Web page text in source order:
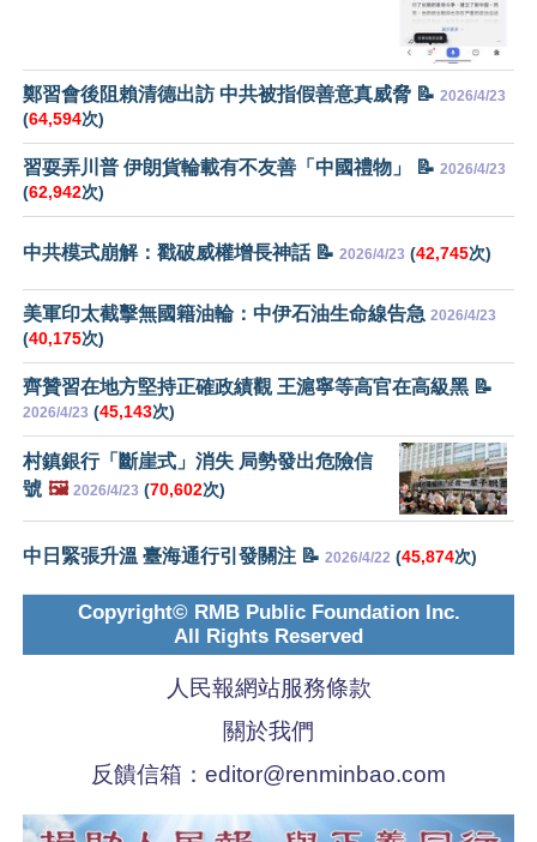
鄭習會後阻賴清德出訪 中共被指假善意真威脅 📝 2026/4/23
(64,594次)
習耍弄川普 伊朗貨輪載有不友善「中國禮物」 📝 2026/4/23
(62,942次)
中共模式崩解：戳破威權增長神話 📝 2026/4/23 (42,745次)
美軍印太截擊無國籍油輪：中伊石油生命線告急 2026/4/23
(40,175次)
齊贊習在地方堅持正確政績觀 王滬寧等高官在高級黑 📝
2026/4/23 (45,143次)
村鎮銀行「斷崖式」消失 局勢發出危險信
號 🖼️ 2026/4/23 (70,602次)
中日緊張升溫 臺海通行引發關注 📝 2026/4/22 (45,874次)
Copyright© RMB Public Foundation Inc.
All Rights Reserved
人民報網站服務條款
關於我們
反饋信箱： editor@renminbao.com